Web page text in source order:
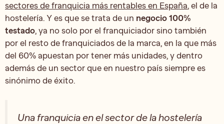
sectores de franquicia más rentables en España, el de la
hostelería. Y es que se trata de un negocio 100%
testado, ya no solo por el franquiciador sino también
por el resto de franquiciados de la marca, en la que más
del 60% apuestan por tener más unidades, y dentro
además de un sector que en nuestro país siempre es
sinónimo de éxito.
Una franquicia en el sector de la hostelería